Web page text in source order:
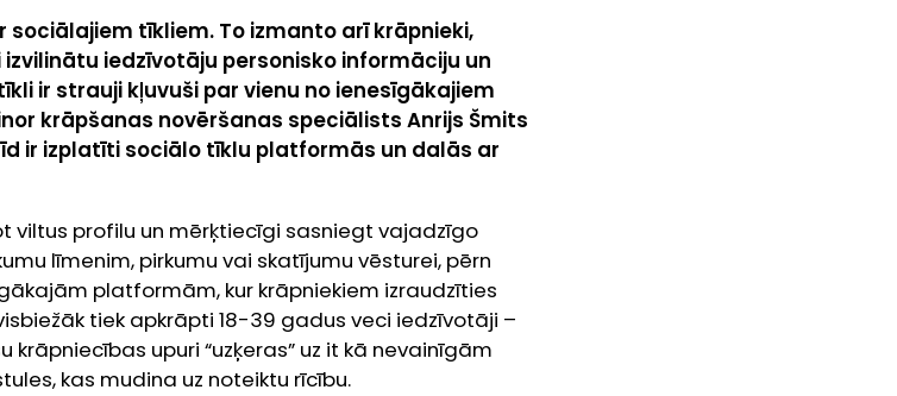
sociālajiem tīkliem. To izmanto arī krāpnieki,
iedzīvotāju personisko informāciju un
ir strauji kļuvuši par vienu no ienesīgākajiem
krāpšanas novēršanas speciālists Anrijs Šmits
ir izplatīti sociālo tīklu platformās un dalās ar
viltus profilu un mērķtiecīgi sasniegt vajadzīgo
līmenim, pirkumu vai skatījumu vēsturei, pērn
platformām, kur krāpniekiem izraudzīties
tiek apkrāpti 18-39 gadus veci iedzīvotāji –
upuri “uzķeras” uz it kā nevainīgām
kas mudina uz noteiktu rīcību.